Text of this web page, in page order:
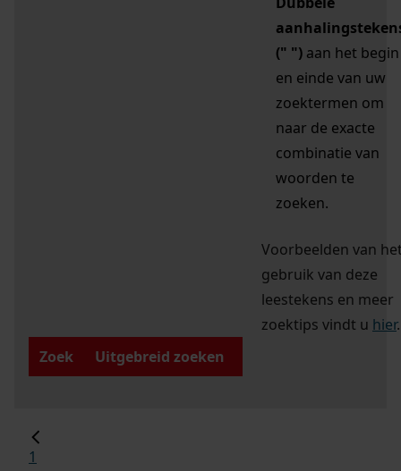
(" ") aan het begin
en einde van uw
zoektermen om
naar de exacte
combinatie van
woorden te
zoeken.
Voorbeelden van
gebruik van deze
leestekens en meer
zoektips vindt u hier.
Zoek
Uitgebreid zoeken
1